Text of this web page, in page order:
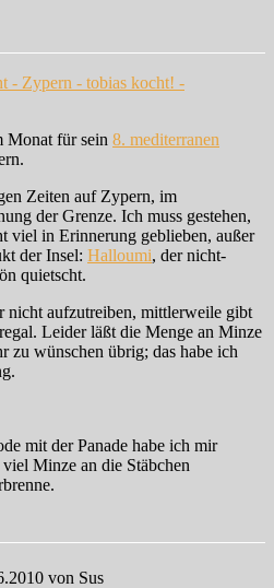
Monat für sein 8. mediterranen
Zeiten auf Zypern, im
der Grenze. Ich muss gestehen,
viel in Erinnerung geblieben, außer
der Insel: Halloumi, der nicht-
quietscht.
nicht aufzutreiben, mittlerweile gibt
Leider läßt die Menge an Minze
zu wünschen übrig; das habe ich
mit der Panade habe ich mir
Minze an die Stäbchen
von Sus